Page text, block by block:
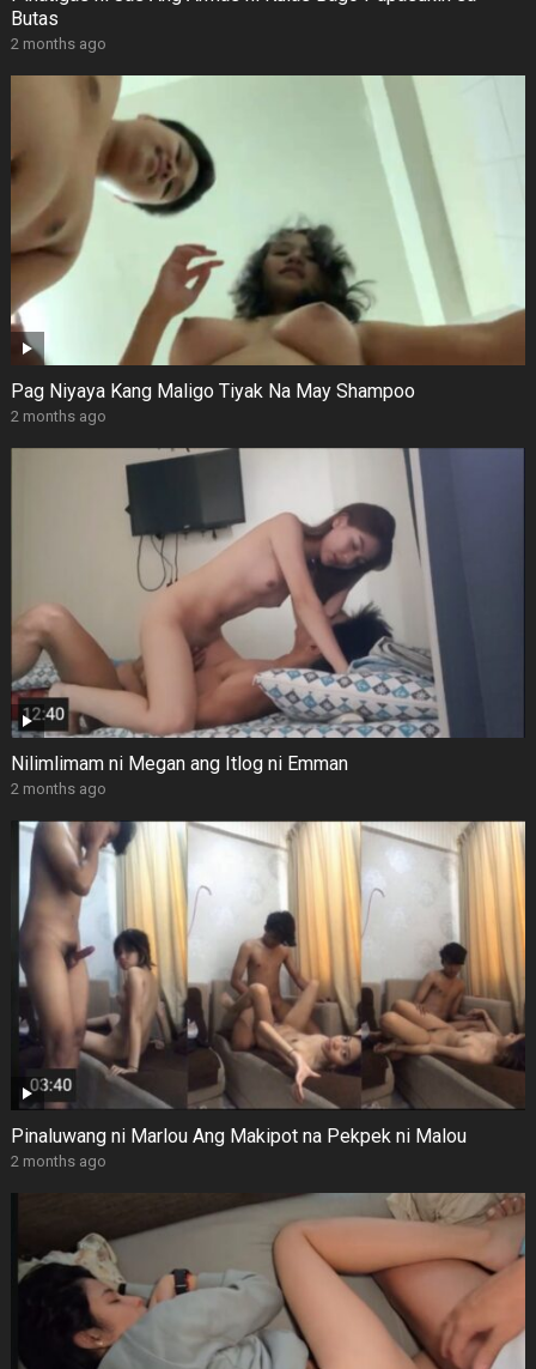
Butas
2 months ago
Pag Niyaya Kang Maligo Tiyak Na May Shampoo
2 months ago
Nilimlimam ni Megan ang Itlog ni Emman
2 months ago
Pinaluwang ni Marlou Ang Makipot na Pekpek ni Malou
2 months ago